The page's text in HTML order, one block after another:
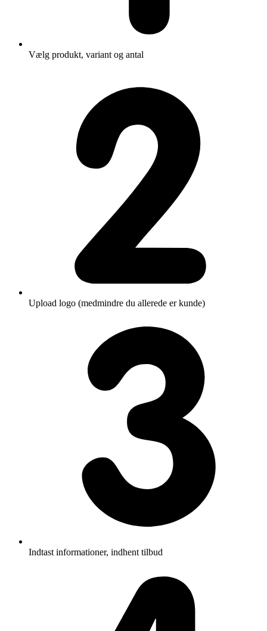
Vælg produkt, variant og antal
Upload logo (medmindre du allerede er kunde)
Indtast informationer, indhent tilbud